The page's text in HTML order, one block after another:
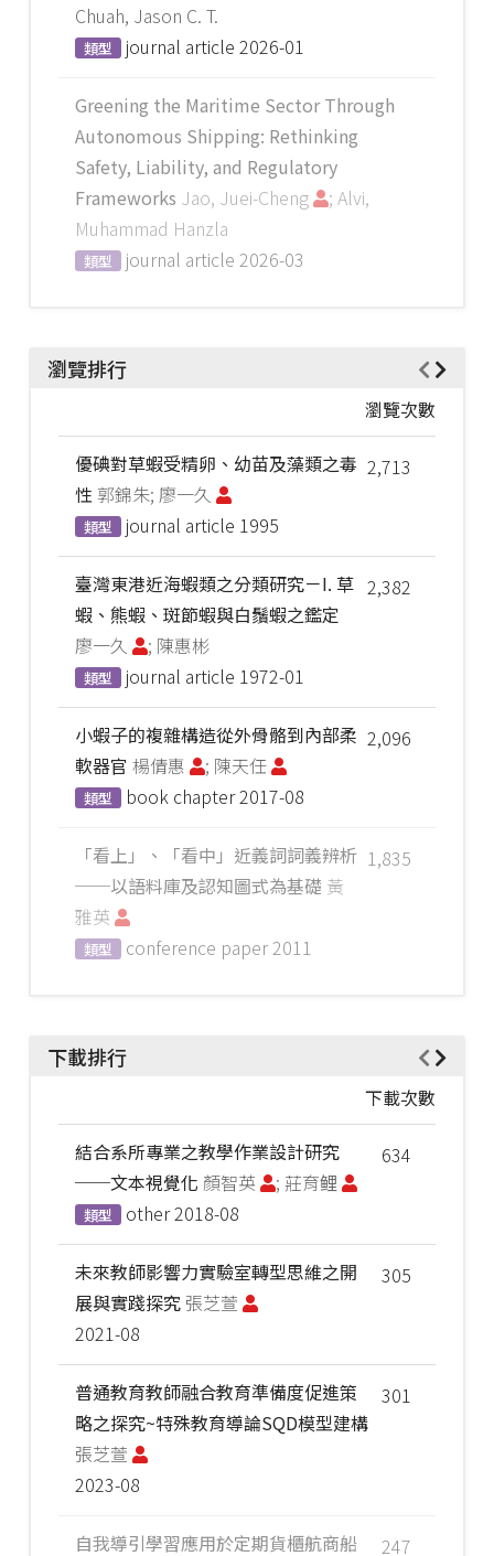
Chuah, Jason C. T.
類型 journal article 2026-01
Greening the Maritime Sector Through
Autonomous Shipping: Rethinking
Safety, Liability, and Regulatory
Frameworks Jao, Juei-Cheng
; Alvi,
Muhammad Hanzla
類型 journal article 2026-03
瀏覽排行
瀏覽次數
2,713
優碘對草蝦受精卵、幼苗及藻類之毒
性 郭錦朱; 廖一久
類型 journal article 1995
2,382
臺灣東港近海蝦類之分類研究－I. 草
蝦、熊蝦、斑節蝦與白鬚蝦之鑑定
廖一久
; 陳惠彬
類型 journal article 1972-01
2,096
小蝦子的複雜構造從外骨骼到內部柔
軟器官 楊倩惠 ; 陳天任
類型 book chapter2017-08
1,835
「看上」、「看中」近義詞詞義辨析
──以語料庫及認知圖式為基礎 黃
雅英
類型 conference paper2011
下載排行
下載次數
634
結合系所專業之教學作業設計研究
──文本視覺化 顏智英 ; 莊育鲤
類型 other2018-08
305
未來教師影響力實驗室轉型思維之開
展與實踐探究 張芝萱
2021-08
301
普通教育教師融合教育準備度促進策
略之探究~特殊教育導論SQD模型建構
張芝萱
2023-08
247
自我導引學習應用於定期貨櫃航商船